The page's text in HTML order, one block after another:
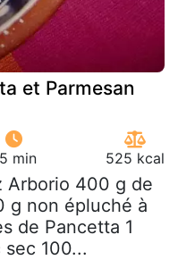
et Parmesan
min 525 kcal
Arborio 400 g de
g non épluché à
de Pancetta 1
100...